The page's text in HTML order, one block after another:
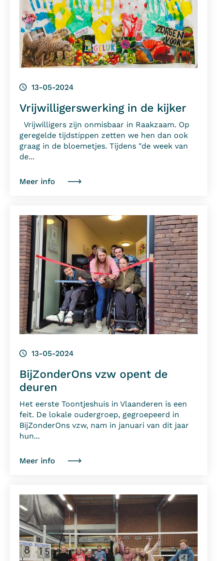
13-05-2024
Vrijwilligerswerking in de kijker
Vrijwilligers zijn onmisbaar in Raakzaam. Op
geregelde tijdstippen zetten we hen dan ook
graag in de bloemetjes. Tijdens "de week van
de...
Meer info
13-05-2024
BijZonderOns vzw opent de
deuren
Het eerste Toontjeshuis in Vlaanderen is een
feit. De lokale oudergroep, gegroepeerd in
BijZonderOns vzw, nam in januari van dit jaar
hun...
Meer info